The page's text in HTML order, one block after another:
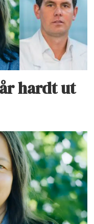
hardt ut